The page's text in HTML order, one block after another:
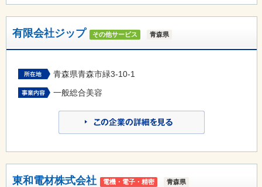
有限会社ジップ その他サービス 青森県
青森県青森市緑3-10-1
一般総合美容
東和電材株式会社 電機・電子・精密 青森県